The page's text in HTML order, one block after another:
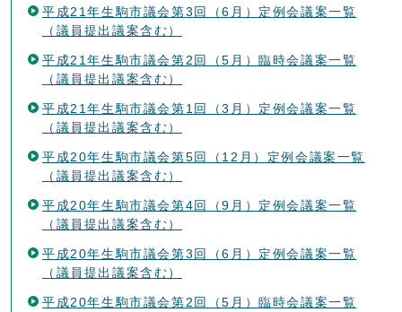
平成21年生駒市議会第3回（6月）定例会議案一覧
（議員提出議案含む）
平成21年生駒市議会第2回（5月）臨時会議案一覧
（議員提出議案含む）
平成21年生駒市議会第1回（3月）定例会議案一覧
（議員提出議案含む）
平成20年生駒市議会第5回（12月）定例会議案一覧
（議員提出議案含む）
平成20年生駒市議会第4回（9月）定例会議案一覧
（議員提出議案含む）
平成20年生駒市議会第3回（6月）定例会議案一覧
（議員提出議案含む）
平成20年生駒市議会第2回（5月）臨時会議案一覧